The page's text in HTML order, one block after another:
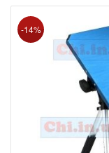
-14%